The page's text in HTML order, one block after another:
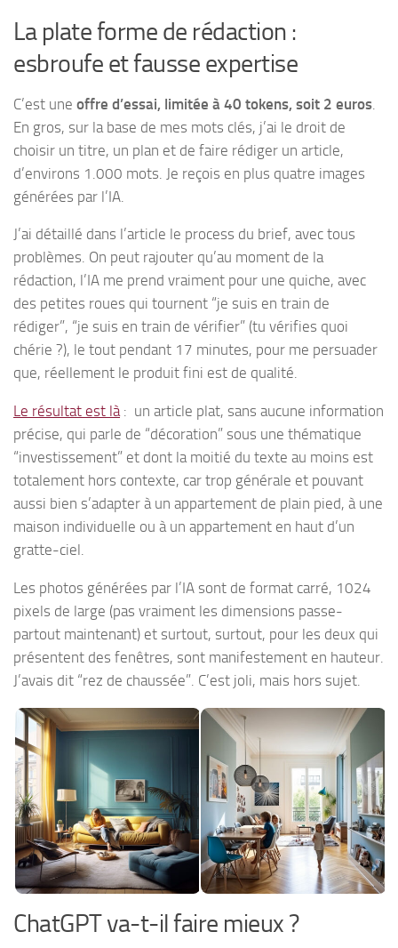
La plate forme de rédaction :
esbroufe et fausse expertise
C’est une offre d’essai, limitée à 40 tokens, soit 2 euros
En gros, sur la base de mes mots clés, j’ai le droit de
choisir un titre, un plan et de faire rédiger un article,
d’environs 1.000 mots. Je reçois en plus quatre images
générées par l’IA.
J’ai détaillé dans l’article le process du brief, avec tous
problèmes. On peut rajouter qu’au moment de la
rédaction, l’IA me prend vraiment pour une quiche, avec
des petites roues qui tournent “je suis en train de
rédiger”, “je suis en train de vérifier” (tu vérifies quoi
chérie ?), le tout pendant 17 minutes, pour me persuader
que, réellement le produit fini est de qualité.
Le résultat est là: un article plat, sans aucune information
précise, qui parle de “décoration” sous une thématique
“investissement” et dont la moitié du texte au moins est
totalement hors contexte, car trop générale et pouvant
aussi bien s’adapter à un appartement de plain pied, à une
maison individuelle ou à un appartement en haut d’un
gratte-ciel.
Les photos générées par l’IA sont de format carré, 1024
pixels de large (pas vraiment les dimensions passe-
partout maintenant) et surtout, surtout, pour les deux qui
présentent des fenêtres, sont manifestement en hauteur.
J’avais dit “rez de chaussée”. C’est joli, mais hors sujet.
ChatGPT va-t-il faire mieux ?